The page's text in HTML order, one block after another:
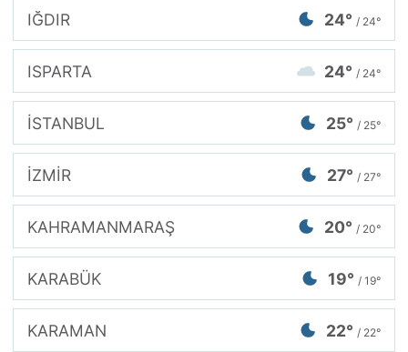
IĞDIR 24° / 24°
ISPARTA 24° / 24°
İSTANBUL 25° / 25°
İZMİR 27° / 27°
KAHRAMANMARAŞ 20° / 20°
KARABÜK 19° / 19°
KARAMAN 22° / 22°